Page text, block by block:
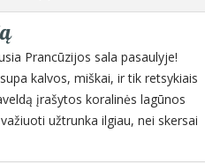
Prancūzijos sala pasaulyje!
kalvos, miškai, ir tik retsykiais
įrašytos koralinės lagūnos
užtrunka ilgiau, nei skersai